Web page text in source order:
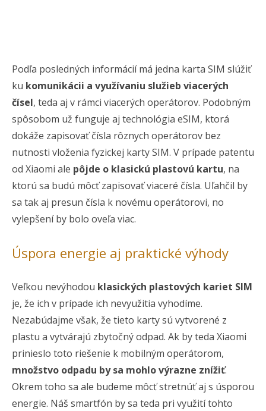
Podľa posledných informácií má jedna karta SIM slúžiť
ku komunikácii a využívaniu služieb viacerých
čísel, teda aj v rámci viacerých operátorov. Podobným
spôsobom už funguje aj technológia eSIM, ktorá
dokáže zapisovať čísla rôznych operátorov bez
nutnosti vloženia fyzickej karty SIM. V prípade patentu
od Xiaomi ale pôjde o klasickú plastovú kartu, na
ktorú sa budú môcť zapisovať viaceré čísla. Uľahčil by
sa tak aj presun čísla k novému operátorovi, no
vylepšení by bolo oveľa viac.
Úspora energie aj praktické výhody
Veľkou nevýhodou klasických plastových kariet SIM
je, že ich v prípade ich nevyužitia vyhodíme.
Nezabúdajme však, že tieto karty sú vytvorené z
plastu a vytvárajú zbytočný odpad. Ak by teda Xiaomi
prinieslo toto riešenie k mobilným operátorom,
množstvo odpadu by sa mohlo výrazne znížiť.
Okrem toho sa ale budeme môcť stretnúť aj s úsporou
energie. Náš smartfón by sa teda pri využití tohto